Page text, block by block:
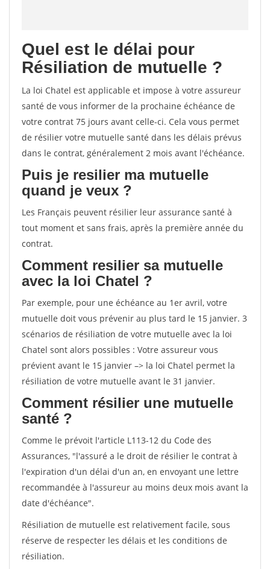
Quel est le délai pour
Résiliation de mutuelle ?
La loi Chatel est applicable et impose à votre assureur
santé de vous informer de la prochaine échéance de
votre contrat 75 jours avant celle-ci. Cela vous permet
de résilier votre mutuelle santé dans les délais prévus
dans le contrat, généralement 2 mois avant l'échéance.
Puis je resilier ma mutuelle
quand je veux ?
Les Français peuvent résilier leur assurance santé à
tout moment et sans frais, après la première année du
contrat.
Comment resilier sa mutuelle
avec la loi Chatel ?
Par exemple, pour une échéance au 1er avril, votre
mutuelle doit vous prévenir au plus tard le 15 janvier. 3
scénarios de résiliation de votre mutuelle avec la loi
Chatel sont alors possibles : Votre assureur vous
prévient avant le 15 janvier –> la loi Chatel permet la
résiliation de votre mutuelle avant le 31 janvier.
Comment résilier une mutuelle
santé ?
Comme le prévoit l'article L113-12 du Code des
Assurances, "l'assuré a le droit de résilier le contrat à
l'expiration d'un délai d'un an, en envoyant une lettre
recommandée à l'assureur au moins deux mois avant la
date d'échéance".
Résiliation de mutuelle est relativement facile, sous
réserve de respecter les délais et les conditions de
résiliation.